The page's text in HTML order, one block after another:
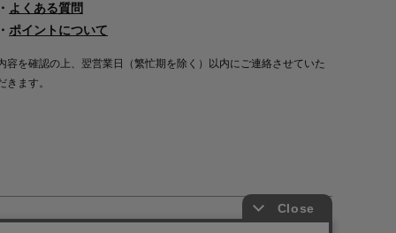
・ よくある質問
・ ポイントについて
容を確認の上、翌営業日（繁忙期を除く）以内にご連絡させていた
きます。